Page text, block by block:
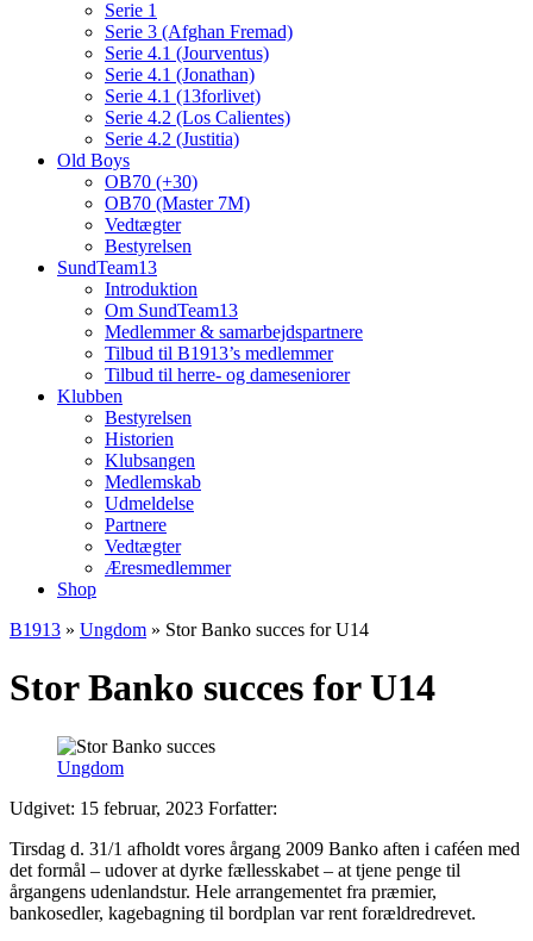
Serie 1
Serie 3 (Afghan Fremad)
Serie 4.1 (Jourventus)
Serie 4.1 (Jonathan)
Serie 4.1 (13forlivet)
Serie 4.2 (Los Calientes)
Serie 4.2 (Justitia)
Old Boys
OB70 (+30)
OB70 (Master 7M)
Vedtægter
Bestyrelsen
SundTeam13
Introduktion
Om SundTeam13
Medlemmer & samarbejdspartnere
Tilbud til B1913’s medlemmer
Tilbud til herre- og dameseniorer
Klubben
Bestyrelsen
Historien
Klubsangen
Medlemskab
Udmeldelse
Partnere
Vedtægter
Æresmedlemmer
Shop
B1913 » Ungdom » Stor Banko succes for U14
Stor Banko succes for U14
Ungdom
Udgivet: 15 februar, 2023 Forfatter:
Tirsdag d. 31/1 afholdt vores årgang 2009 Banko aften i caféen med
det formål – udover at dyrke fællesskabet – at tjene penge til
årgangens udenlandstur. Hele arrangementet fra præmier,
bankosedler, kagebagning til bordplan var rent forældredrevet.